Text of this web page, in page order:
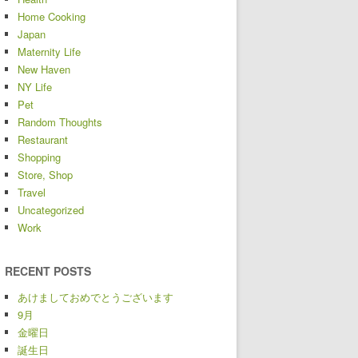
Home Cooking
Japan
Maternity Life
New Haven
NY Life
Pet
Random Thoughts
Restaurant
Shopping
Store, Shop
Travel
Uncategorized
Work
RECENT POSTS
あけましておめでとうございます
9月
金曜日
誕生日